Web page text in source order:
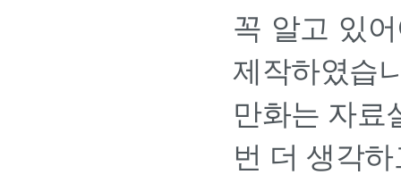
꼭 알고 있
제작하였습
만화는 자료
번 더 생각